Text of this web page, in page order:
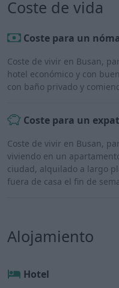
Coste de vida
Coste para un
Coste de vivir en Busan,
hotel económico y con
con baño privado y
Coste para un
Coste de vivir en Busan,
viviendo en un
ciudad, alquilado a largo
fuera de casa el fin de
Alojamiento
Hotel